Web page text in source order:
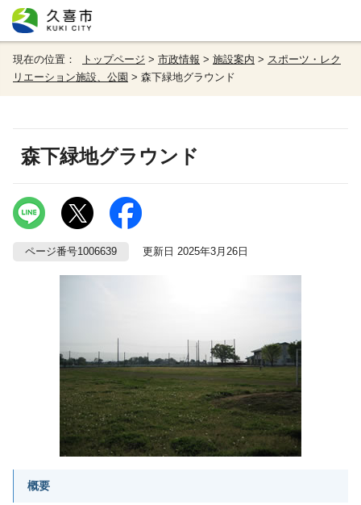
現在の位置： トップページ > 市政情報 > 施設案内 > スポーツ・レク
リエーション施設、公園 > 森下緑地グラウンド
森下緑地グラウンド
ページ番号1006639 更新日 2025年3月26日
概要